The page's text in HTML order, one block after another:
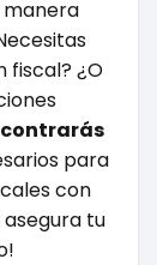
fiscal? ¿O
para
con
asegura tu